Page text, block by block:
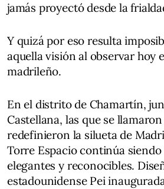
jamás proyectó desde la
Y quizá por eso resulta
aquella visión al observar hoy
madrileño.
En el distrito de Chamartín,
Castellana, las que se
redefinieron la silueta de
Torre Espacio continúa siendo
elegantes y reconocibles.
estadounidense Pei